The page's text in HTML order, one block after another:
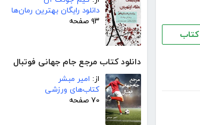
دانلود رایگان بهترین رمان‌ها
۹۳ صفحه
دانلود کتاب مرجع جام جهانی فوتبال
از: امیر مبشر
کتاب‌های ورزشی
۷۰ صفحه
کتاب